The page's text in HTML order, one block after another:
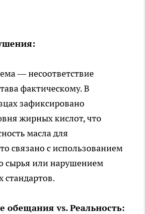
— несоответствие
фактическому. В
зафиксировано
жирных кислот, что
масла для
связано с использованием
сырья или нарушением
стандартов.
обещания vs. Реальность: